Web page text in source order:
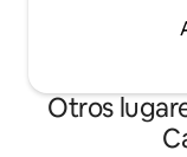
Otros